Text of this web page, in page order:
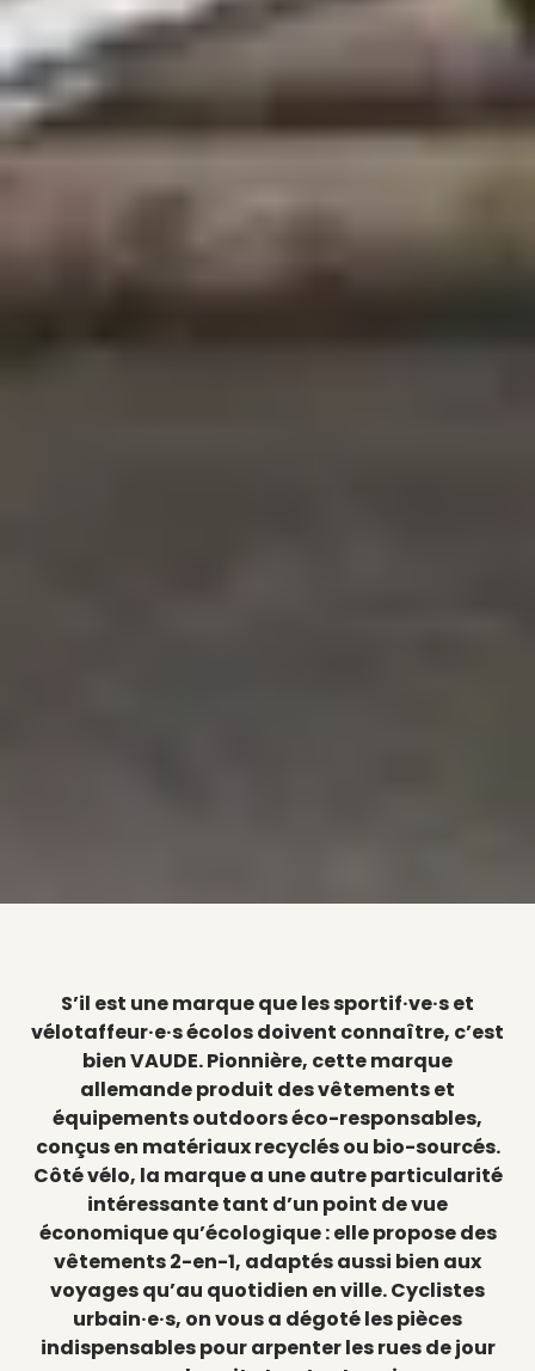
S’il est une marque que les sportif·ve·s et
vélotaffeur·e·s écolos doivent connaître, c’est
bien VAUDE. Pionnière, cette marque
allemande produit des vêtements et
équipements outdoors éco-responsables,
conçus en matériaux recyclés ou bio-sourcés.
Côté vélo, la marque a une autre particularité
intéressante tant d’un point de vue
économique qu’écologique : elle propose des
vêtements 2-en-1, adaptés aussi bien aux
voyages qu’au quotidien en ville. Cyclistes
urbain·e·s, on vous a dégoté les pièces
indispensables pour arpenter les rues de jour